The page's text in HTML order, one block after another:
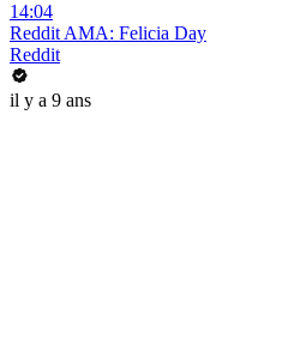
14:04
Reddit AMA: Felicia Day
Reddit
il y a 9 ans